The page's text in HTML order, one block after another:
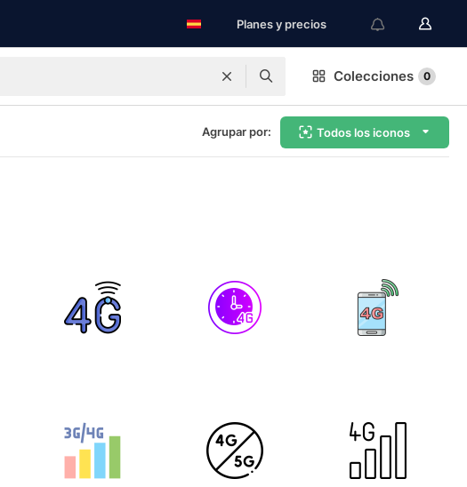
Planes y precios
Colecciones 0
Agrupar por: Todos los iconos